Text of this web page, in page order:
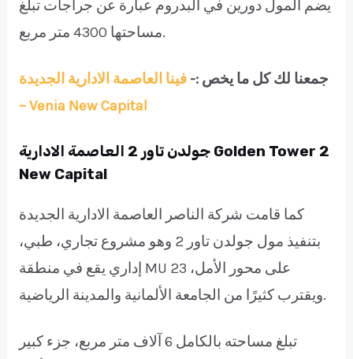
يضم المول دورين في البدروم عبارة عن جراجات تبلغ
مساحتها 4300 متر مربع.
جمعنا لك كل ما يخص :-فينا العاصمة الادارية الجديدة
– Venia New Capital
جولدن تاور 2 العاصمة الادارية Golden Tower 2
New Capital
كما قامت شركة الناصر العاصمة الادارية الجديدة
بتنفيذ مول جولدن تاور 2 وهو مشروع تجاري، طبي،
إداري يقع في منطقة MU 23 على محور الأمل،
ويقترب كثيرًا من الجامعة الألمانية والمدينة الرياضية.
تبلغ مساحته بالكامل 6 آلاف متر مربع، جزء كبير